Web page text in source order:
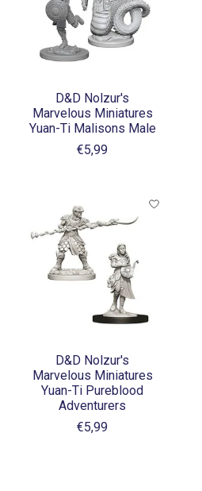
D&D Nolzur's
Marvelous Miniatures
Yuan-Ti Malisons Male
€5,99
D&D Nolzur's
Marvelous Miniatures
Yuan-Ti Pureblood
Adventurers
€5,99